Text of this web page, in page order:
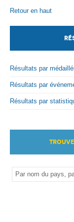
Retour en haut
Résultats par
Résultats par
Résultats par